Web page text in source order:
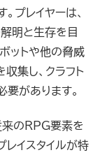
プレイヤーは、
明と生存を目
ットや他の脅威
集し、クラフト
があります。
来のRPG要素を
レイスタイルが特